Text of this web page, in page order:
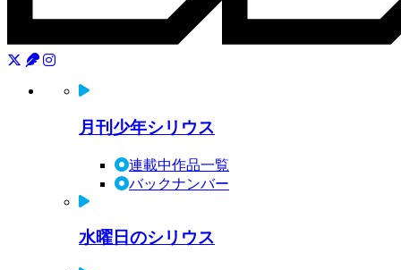
月刊少年シリウス
連載中作品一覧
バックナンバー
水曜日のシリウス